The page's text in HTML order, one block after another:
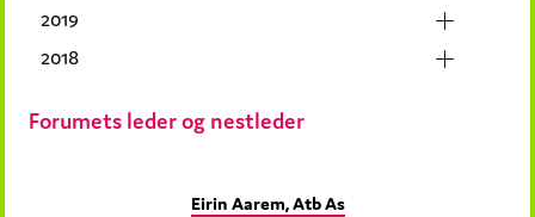
2019
2018
Forumets leder og nestleder
Eirin Aarem, Atb As